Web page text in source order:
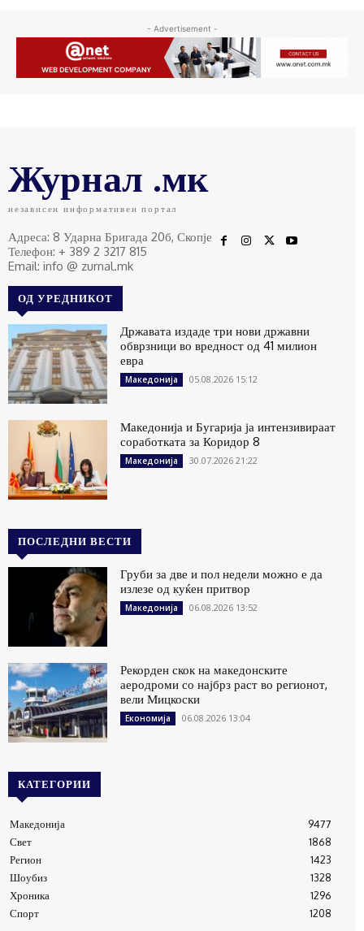
- Advertisement -
Журнал .мк
независен информативен портал
Адреса: 8 Ударна Бригада 20б, Скопје
Телефон: + 389 2 3217 815
Email: info @ zurnal.mk
ОД УРЕДНИКОТ
Државата издаде три нови државни
обврзници во вредност од 41 милион
евра
Македонија 05.08.2026 15:12
Македонија и Бугарија ја интензивираат
соработката за Коридор 8
Македонија 30.07.2026 21:22
ПОСЛЕДНИ ВЕСТИ
Груби за две и пол недели можно е да
излезе од куќен притвор
Македонија 06.08.2026 13:52
Рекорден скок на македонските
аеродроми со најбрз раст во регионот,
вели Мицкоски
Економија 06.08.2026 13:04
КАТЕГОРИИ
Македонија
9477
Свет
1868
Регион
1423
Шоубиз
1328
Хроника
1296
Спорт
1208